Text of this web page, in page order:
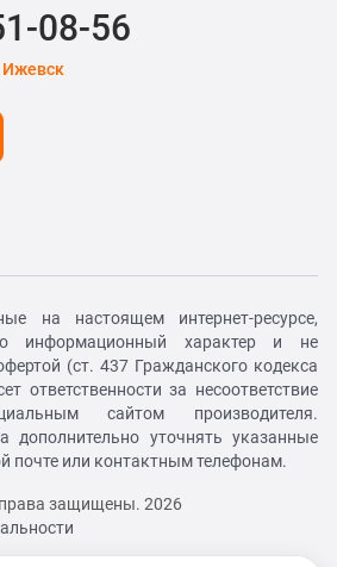
08-56
Ижевск
на настоящем интернет-ресурсе,
информационный характер и не
(ст. 437 Гражданского кодекса
ответственности за несоответствие
сайтом производителя.
дополнительно уточнять указанные
почте или контактным телефонам.
защищены. 2026